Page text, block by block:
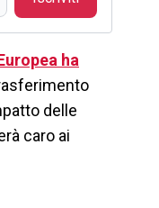
ha
delle
caro ai